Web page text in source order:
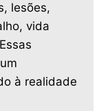
lesões,
vida
à realidade